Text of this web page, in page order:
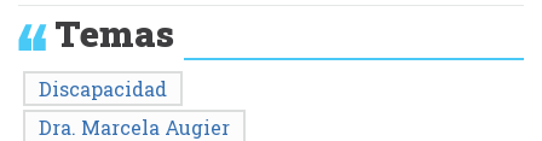
Temas
Discapacidad
Dra. Marcela Augier